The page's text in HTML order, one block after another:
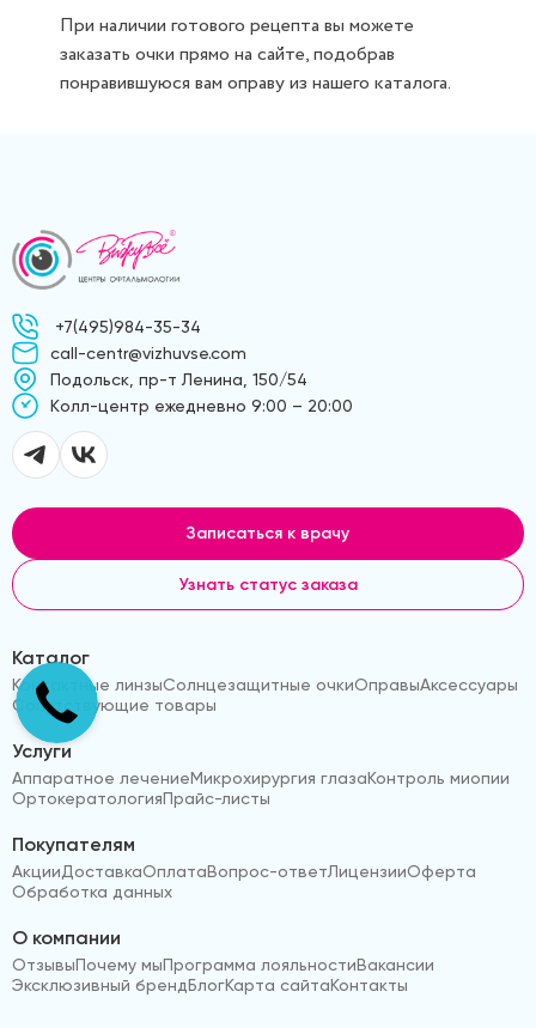
При наличии готового рецепта вы можете
заказать очки прямо на сайте, подобрав
понравившуюся вам оправу из нашего каталога.
+7(495)984-35-34
call-centr@vizhuvse.com
Подольск, пр-т Ленина, 150/54
Kолл-центр ежедневно 9:00 – 20:00
Записаться к врачу
Узнать статус заказа
Каталог
Контактные линзыСолнцезащитные очкиОправыАксессуары
Сопутствующие товары
Услуги
Аппаратное лечениеМикрохирургия глазаКонтроль миопии
ОртокератологияПрайс-листы
Покупателям
АкцииДоставкаОплатаВопрос-ответЛицензииОферта
Обработка данных
О компании
ОтзывыПочему мыПрограмма лояльностиВакансии
Эксклюзивный брендБлогКарта сайтаКонтакты